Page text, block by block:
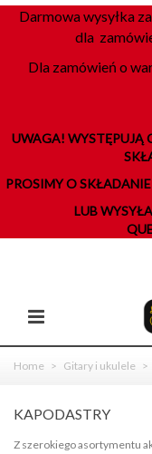
Darmowa wysyłka
dla
Dla zamówień o
UWAGA! WYSTĘPUJĄ
PROSIMY O
LUB
Home > Gitary i ukulele >
KAPODASTRY
Z szerokiego asortymentu